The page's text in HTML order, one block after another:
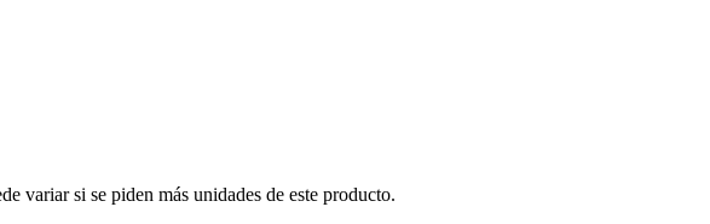
variar si se piden más unidades de este producto.